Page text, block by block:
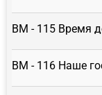
ВМ - 115 Время
ВМ - 116 Наше